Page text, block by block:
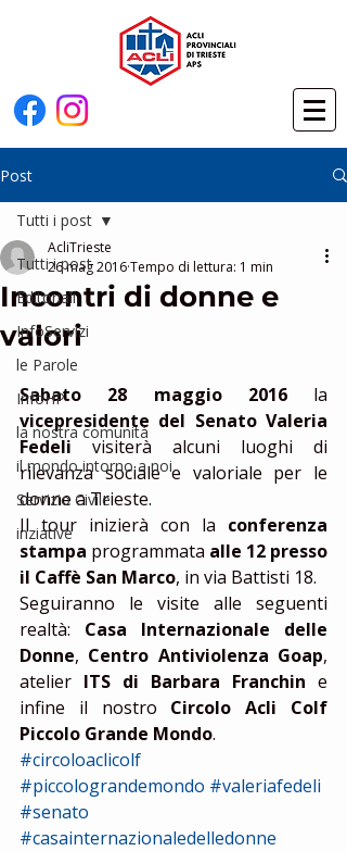
Post
Tutti i post
Editoriali
InfoServizi
le Parole
InfoHP
la nostra comunità
il mondo intorno a noi
Servizio Civile
inziative
Tutti i post
Incontri di donne e
valori
AcliTrieste
26 mag 2016Tempo di lettura: 1 min
Sabato 28 maggio 2016
vicepresidente del Senato Valeria
Fedeli visiterà alcuni luoghi di
rilevanza sociale e valoriale per le
donne a Trieste.
Il tour inizierà con la conferenza
stampa programmata alle 12 presso
il Caffè San Marco, in via Battisti 18.
Seguiranno le visite alle seguenti
realtà: Casa Internazionale delle
Donne, Centro Antiviolenza Goap,
atelier ITS di Barbara Franchin e
infine il nostro Circolo Acli Colf
Piccolo Grande Mondo.
#circoloaclicolf
#piccolograndemondo #valeriafedeli
#senato
#casainternazionaledelledonne